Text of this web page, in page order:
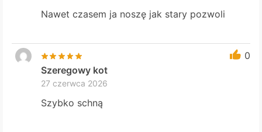
Nawet czasem ja noszę jak stary pozwoli
0
Szeregowy kot
27 czerwca 2026
Szybko schną